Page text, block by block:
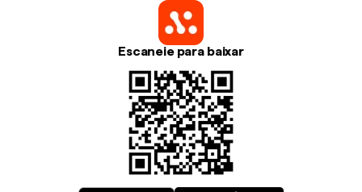
Escaneie para baixar